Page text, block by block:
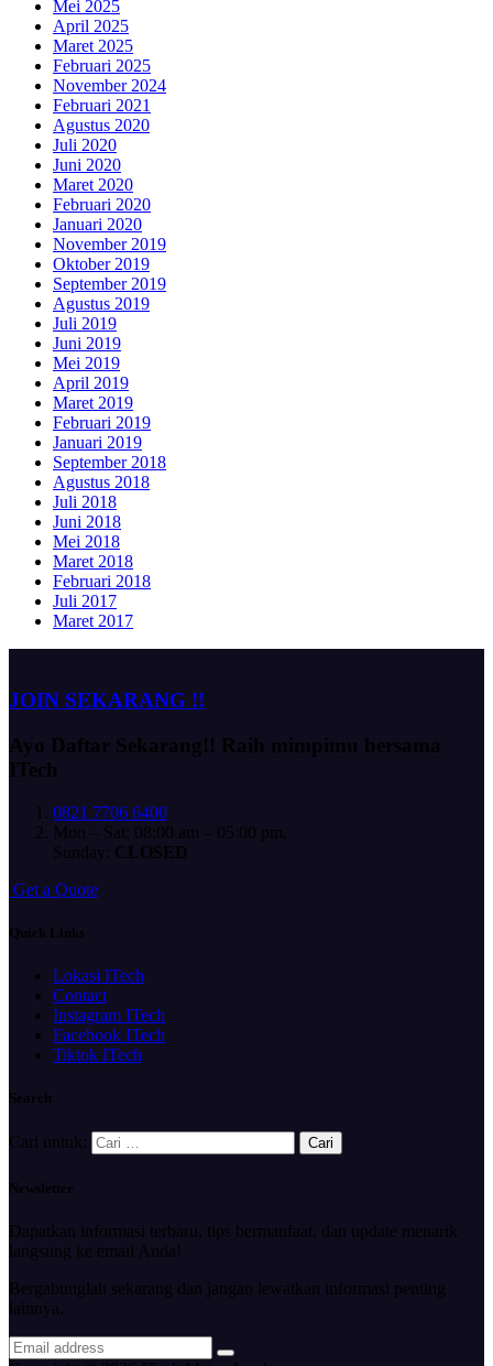
Mei 2025
April 2025
Maret 2025
Februari 2025
November 2024
Februari 2021
Agustus 2020
Juli 2020
Juni 2020
Maret 2020
Februari 2020
Januari 2020
November 2019
Oktober 2019
September 2019
Agustus 2019
Juli 2019
Juni 2019
Mei 2019
April 2019
Maret 2019
Februari 2019
Januari 2019
September 2018
Agustus 2018
Juli 2018
Juni 2018
Mei 2018
Maret 2018
Februari 2018
Juli 2017
Maret 2017
JOIN SEKARANG !!
Ayo Daftar Sekarang!! Raih mimpimu bersama
ITech
0821 7706 6400
Mon – Sat: 08:00 am – 05:00 pm,
Sunday: CLOSED
Get a Quote
Quick Links
Lokasi ITech
Contact
Instagram ITech
Facebook ITech
Tiktok ITech
Search
Cari untuk:
Newsletter
Dapatkan informasi terbaru, tips bermanfaat, dan update menarik
langsung ke email Anda!
Bergabunglah sekarang dan jangan lewatkan informasi penting
lainnya.